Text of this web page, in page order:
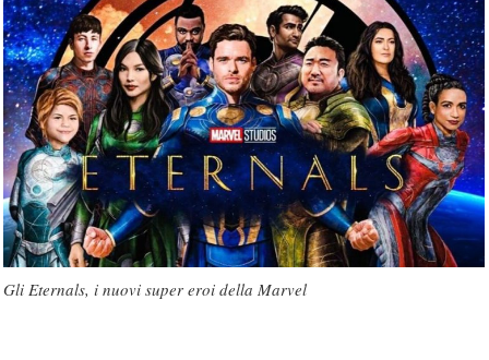
Gli Eternals, i nuovi super eroi della Marvel